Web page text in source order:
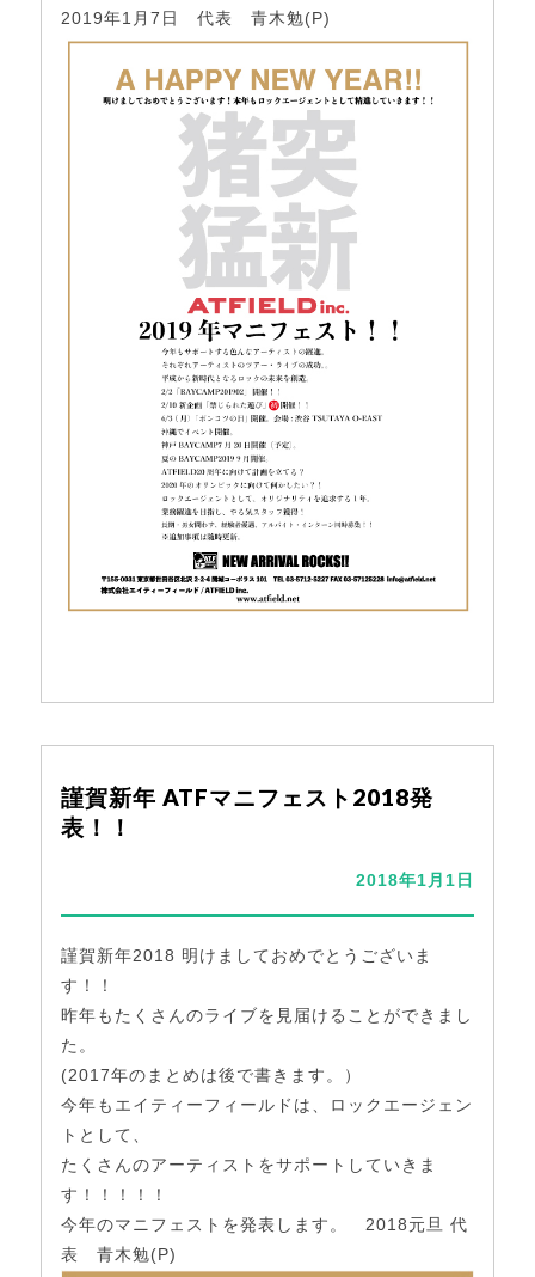
2019年1月7日 代表 青木勉(P)
謹賀新年 ATFマニフェスト2018発
表！！
2018年1月1日
謹賀新年2018 明けましておめでとうございま
す！！
昨年もたくさんのライブを見届けることができまし
た。
(2017年のまとめは後で書きます。）
今年もエイティーフィールドは、ロックエージェン
トとして、
たくさんのアーティストをサポートしていきま
す！！！！！
今年のマニフェストを発表します。 2018元旦 代
表 青木勉(P)